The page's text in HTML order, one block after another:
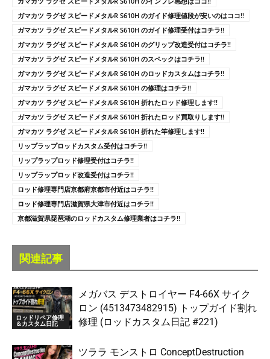
ガマカツ ラグゼ スピードメタルR S610H のガイド修理値段が安いのはココ!!
ガマカツ ラグゼ スピードメタルR S610H のガイド修理受付はコチラ!!
ガマカツ ラグゼ スピードメタルR S610H のグリップ改造受付はコチラ!!
ガマカツ ラグゼ スピードメタルR S610H のスペックはコチラ!!
ガマカツ ラグゼ スピードメタルR S610H のロッドカスタムはコチラ!!
ガマカツ ラグゼ スピードメタルR S610H の修理はコチラ!!
ガマカツ ラグゼ スピードメタルR S610H 折れたロッド修理します!!
ガマカツ ラグゼ スピードメタルR S610H 折れたロッド買取りします!!
ガマカツ ラグゼ スピードメタルR S610H 折れた竿修理します!!
リップラップロッドカスタム受付はコチラ!!
リップラップロッド修理受付はコチラ!!
リップラップロッド改造受付はコチラ!!
ロッド修理専門店京都府京都市付近はコチラ!!
ロッド修理専門店滋賀県大津市付近はコチラ!!
京都滋賀県琵琶湖のロッドカスタム修理業者はコチラ!!
関連記事
ロッドリペア修理
＆カスタム日記
メガバス デストロイヤー F4-66X サイク
ロン (4513473482915) トップガイド割れ
修理 (ロッドカスタム日記 #221)
ツララ モンストロ ConceptDestruction